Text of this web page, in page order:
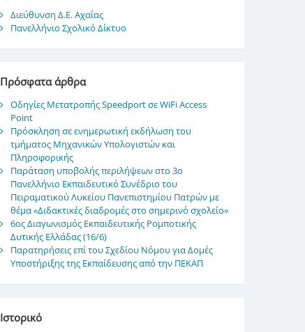
Διεύθυνση Δ.Ε. Αχαΐας
Πανελλήνιο Σχολικό Δίκτυο
Πρόσφατα άρθρα
Οδηγίες Μετατροπής Speedport σε WiFi Access
Point
Πρόσκληση σε ενημερωτική εκδήλωση του
τμήματος Μηχανικών Υπολογιστών και
Πληροφορικής
Παράταση υποβολής περιλήψεων στο 3ο
Πανελλήνιο Εκπαιδευτικό Συνέδριο του
Πειραματικού Λυκείου Πανεπιστημίου Πατρών με
θέμα «Διδακτικές διαδρομές στο σημερινό σχολείο»
6ος Διαγωνισμός Εκπαιδευτικής Ρομποτικής
Δυτικής Ελλάδας (16/6)
Παρατηρήσεις επί του Σχεδίου Νόμου για Δομές
Υποστήριξης της Εκπαίδευσης από την ΠΕΚΑΠ
Ιστορικό